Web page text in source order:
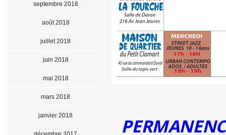
septembre 2018
août 2018
juillet 2018
juin 2018
mai 2018
mars 2018
janvier 2018